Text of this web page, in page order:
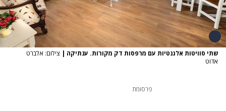
שתי סוויטות אלגנטיות עם מרפסות דק מקורות. ענתיקה | צילום: אלברט
אדוט
פרסומת